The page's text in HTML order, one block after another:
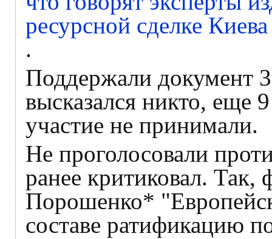
ресурсной сделке
.
Поддержали документ
высказался никто, еще
участие не принимали.
Не проголосовали
ранее критиковал. Так,
Порошенко*
составе ратификацию